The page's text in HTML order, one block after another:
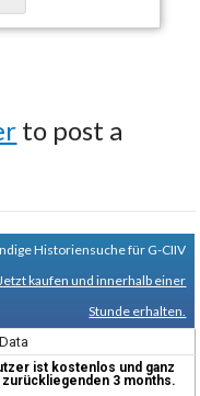
to post a
Historiensuche für G-CIIV
Jetzt kaufen und innerhalb einer
Stunde erhalten.
ist kostenlos und ganz
3 months.